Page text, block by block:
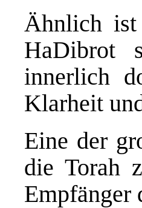
Ähnlich ist
HaDibrot
innerlich
Klarheit
Eine der
die Torah
Empfänger